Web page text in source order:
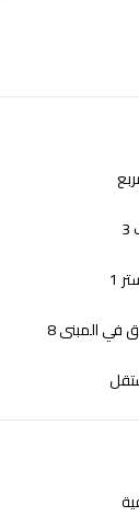
1
في المبنى 8